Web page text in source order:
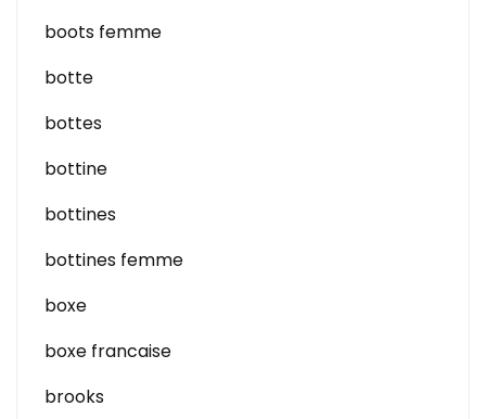
boots femme
botte
bottes
bottine
bottines
bottines femme
boxe
boxe francaise
brooks